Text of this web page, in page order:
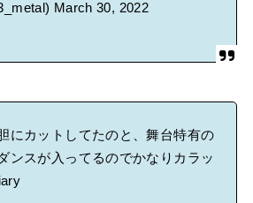
March 30, 2022
にカットしてたのと、舞台特有の
ンスが入ってるのでかなりカラッ